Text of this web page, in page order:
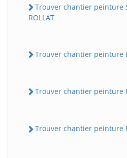
Trouver chantier peinture
ROLLAT
Trouver chantier peinture
Trouver chantier peinture
Trouver chantier peinture